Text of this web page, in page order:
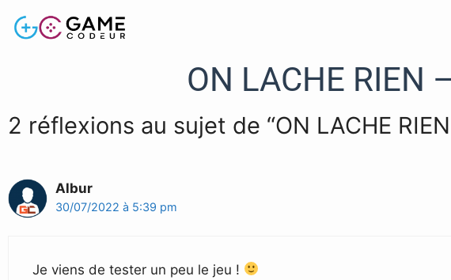
ON LACHE RIEN
2 réflexions au sujet de “ON LACHE
Albur
30/07/2022 à 5:39 pm
Je viens de tester un peu le jeu !